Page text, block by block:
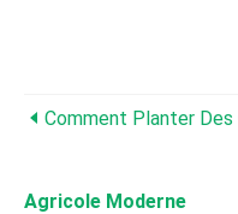
Agricole Moderne